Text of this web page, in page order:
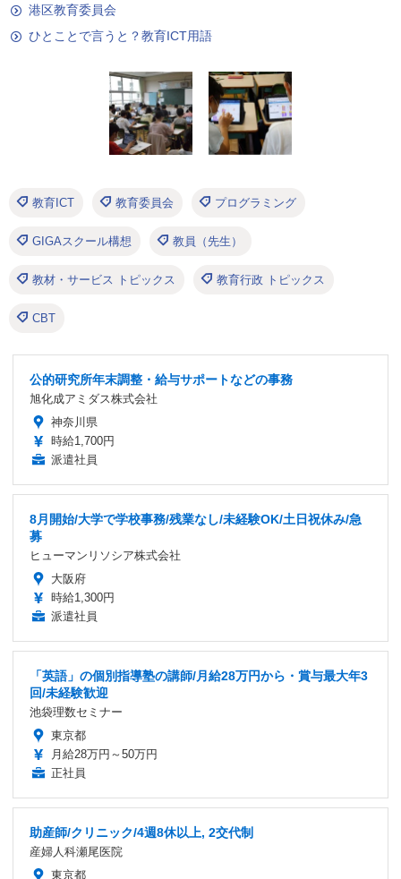
港区教育委員会
ひとことで言うと？教育ICT用語
教育ICT 教育委員会 プログラミング
GIGAスクール構想 教員（先生）
教材・サービス トピックス 教育行政 トピックス
CBT
公的研究所年末調整・給与サポートなどの事務
旭化成アミダス株式会社
神奈川県
時給1,700円
派遣社員
8月開始/大学で学校事務/残業なし/未経験OK/土日祝休み/急
募
ヒューマンリソシア株式会社
大阪府
時給1,300円
派遣社員
「英語」の個別指導塾の講師/月給28万円から・賞与最大年3
回/未経験歓迎
池袋理数セミナー
東京都
月給28万円～50万円
正社員
助産師/クリニック/4週8休以上, 2交代制
産婦人科瀬尾医院
東京都